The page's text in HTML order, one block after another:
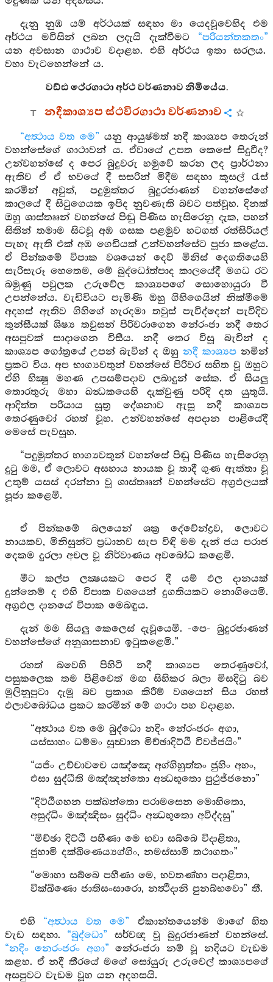
දැනු නුඹ යම් අර්ථයක් සඳහා මා යෙදවූවෙහිද එම
අර්ථය මවිසින් ලබන ලදැයි දැක්වීමට “පරියන්තකතං”
යන අවසාන ගාථාව වදාළහ. එහි අර්ථය ඉතා සරලය.
වහා වැටහෙන්නේ ය.
වඩ්ඪ ථේරගාථා අර්ථ වර්ණනාව නිමියේය.
නදීකාශ්‍යප ස්ථවිරගාථා වර්ණනාව
“අත්‍ථාය වත මෙ” යනු ආයුෂ්මත් නදී කාශ්‍යප තෙරුන්
වහන්සේගේ ගාථාවන් ය. ඒවායේ උපත කෙසේ සිදුවීද?
උන්වහන්සේ ද පෙර බුදුවරු හමුවේ කරන ලද ප්‍රාර්ථනා
ඇතිව ඒ ඒ භවයේ දී සසරින් මිදීම සඳහා කුසල් රැස්
කරමින් අවුත්, පදුමුත්තර බුදුරජාණන් වහන්සේගේ
කාලයේ දී සිටුගෙයක ඉපිද නුවණැති බවට පත්වූහ. දිනක්
ඔහු ශාස්තෲන් වහන්සේ පිඬු පිණිස හැසිරෙනු දැක, පහන්
සිතින් තමාම සිටවූ අඹ ගසක පළමුව හටගත් රත්සිරියල්
පැහැ ඇති එක් අඹ ගෙඩියක් උන්වහන්සේට පූජා කළේය.
ඒ පින්කමේ විපාක වශයෙන් දෙව් මිනිස් දෙගතියෙහි
සැරිසැරූ හෙතෙම, මේ බුද්ධෝත්පාද කාලයේදී මගධ රට
බමුණු පවුලක උරුවේල කාශ්‍යපගේ සොහොයුරා වී
උපන්නේය. වැඩිවියට පැමිණි ඔහු ගිහිගෙයින් නික්මීමේ
අදහස් ඇතිව ගිහිගේ හැරදමා තවුස් පැවිද්දෙන් පැවිදිව
තුන්සීයක් ශිෂ්‍ය තවුසන් පිරිවරාගෙන නේරංජා නදී තෙර
අසපුවක් සාදාගෙන විසීය. නදී තෙර විසූ බැවින් ද
කාශ්‍යප ගෝත්‍රයේ උපන් බැවින් ද ඔහු නදී කාශ්‍යපනමින්
ප්‍රකට විය. අප භාග්‍යවතුන් වහන්සේ පිරිවර සහිත වූ ඔහුට
ඒහි භික්‍ෂු මහණ උපසම්පදාව ලබාදුන් සේක. ඒ සියලු
තොරතුරු මහා ඛන්‍ධකයෙහි දැක්වුණු පරිදි දත යුතුයි.
ආදිත්ත පරියාය සූත්‍ර දේශනාව ඇසූ නදී කාශ්‍යප
තෙරණුවෝ රහත් වූහ. උන්වහන්සේ අපදාන පාළියේදී
මෙසේ පැවසූහ.
“පදුමුත්තර භාග්‍යවතුන් වහන්සේ පිඬු පිණිස හැසිරෙනු
දුටු මම, ඒ ලොවට අසහාය නායක වූ තාදී ගුණ ඇත්තා වූ
උතුම් යසස් දරන්නා වූ ශාස්තෲන් වහන්සේට අග්‍රඵලයක්
පූජා කළෙමි.
ඒ පින්කමේ බලයෙන් ශක්‍ර දේවේන්ද්‍රව, ලොවට
නායකව, මිනිසුන්ට ප්‍රධානව සැප විඳි මම දැන් ජය පරාජ
දෙකම දුරලා අචල වූ නිර්වාණය අවබෝධ කළෙමි.
මීට කල්ප ලක්‍ෂයකට පෙර දී යම් ඵල දානයක්
දුන්නෙම් ද එහි විපාක වශයෙන් දුගතියකට නොගියෙමි.
අග්‍රඵල දානයේ විපාක මෙබඳුය.
දැන් මම සියලු කෙලෙස් දැවූයෙමි. -පෙ- බුදුරජාණන්
වහන්සේගේ අනුශාසනාව ඉටුකළෙමි.”
රහත් බවෙහි පිහිටි නදී කාශ්‍යප තෙරණුවෝ,
පසුකලෙක තම පිළිවෙත් මඟ සිහිකර බලා මිසදිටු බව
මුලිනුපුටා දැමූ බව ප්‍රකාශ කිරීම් වශයෙන් සිය රහත්
ඵලාවබෝධය ප්‍රකට කරමින් මේ ගාථා පහ වදාළහ.
“අත්‍ථාය වත මෙ බුද්ධො නදිං නේරංජරං අගා,
යස්සාහං ධම්මං සුත්‍වාන මිච්ඡාදිට්ඨි විවජ්ජයිං”
“යජිං උච්චාවචෙ යඤ්ඤෙ අග්ගිහුත්තං ජුහිං අහං,
එසා සුද්ධීති මඤ්ඤන්තො අන්‍ධභූතො පුථුජ්ජනො”
“දිට්ඨිගහන පක්ඛන්තො පරාමසෙන මොහිතො,
අසුද්ධිං මඤ්ඤිසං සුද්ධිං අන්‍ධභූතො අවිද්දසු”
“මිච්ඡා දිට්ඨි පහීණා මෙ භවා සබ්බෙ විදාළිතා,
ජුහාමි දක්ඛිණෙය්‍යග්ගිං, නමස්සාමි තථාගතං”
“මොහා සබ්බෙ පහීණා මෙ, භවතණ්හා පදාළිතා,
වික්ඛිණො ජාතිසංසාරො, නත්‍ථිදානි පුනබ්භවො” තී.
එහි “අත්‍ථාය වත මෙ” ඒකාන්තයෙන්ම මාගේ හිත
වැඩ සඳහා. “බුද්ධො” සර්වඥ වූ බුදුරජාණන් වහන්සේ.
“නදිං නෙරංජරං අගා” නේරංජරා නම් වූ නදියට වැඩම
කළහ. ඒ නදී තීරයේ මගේ සෝයුරු උරුවෙල් කාශ්‍යපගේ
අසපුවට වැඩම වූහ යන අදහසයි.